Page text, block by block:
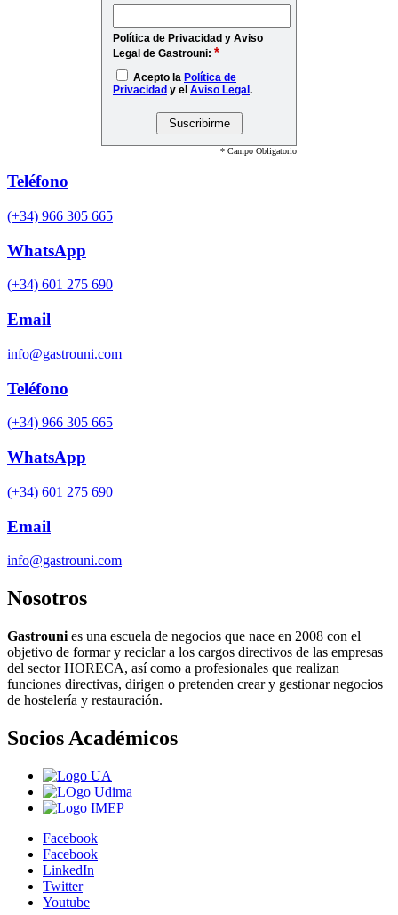
Política de Privacidad y Aviso
Legal de Gastrouni: *
Acepto la Política de
Privacidad y el Aviso Legal.
* Campo Obligatorio
Teléfono
(+34) 966 305 665
WhatsApp
(+34) 601 275 690
Email
info@gastrouni.com
Teléfono
(+34) 966 305 665
WhatsApp
(+34) 601 275 690
Email
info@gastrouni.com
Nosotros
Gastrouni es una escuela de negocios que nace en 2008 con el
objetivo de formar y reciclar a los cargos directivos de las empresas
del sector HORECA, así como a profesionales que realizan
funciones directivas, dirigen o pretenden crear y gestionar negocios
de hostelería y restauración.
Socios Académicos
Facebook
Facebook
LinkedIn
Twitter
Youtube